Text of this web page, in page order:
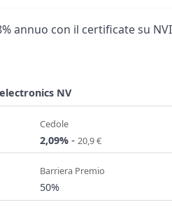
annuo con il certificate su
NV
Cedole
2,09% - 20,9 €
Barriera Premio
50%